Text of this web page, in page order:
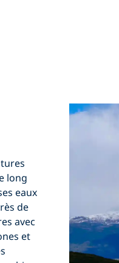
long
eaux
de
avec
et